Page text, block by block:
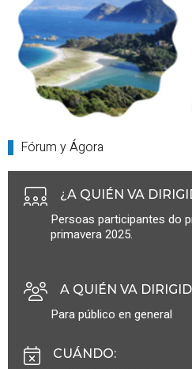
Fórum y Ágora
¿A QUIÉN VA
Persoas participantes do
primavera 2025.
A QUIÉN VA
Para público en general
CUÁNDO: